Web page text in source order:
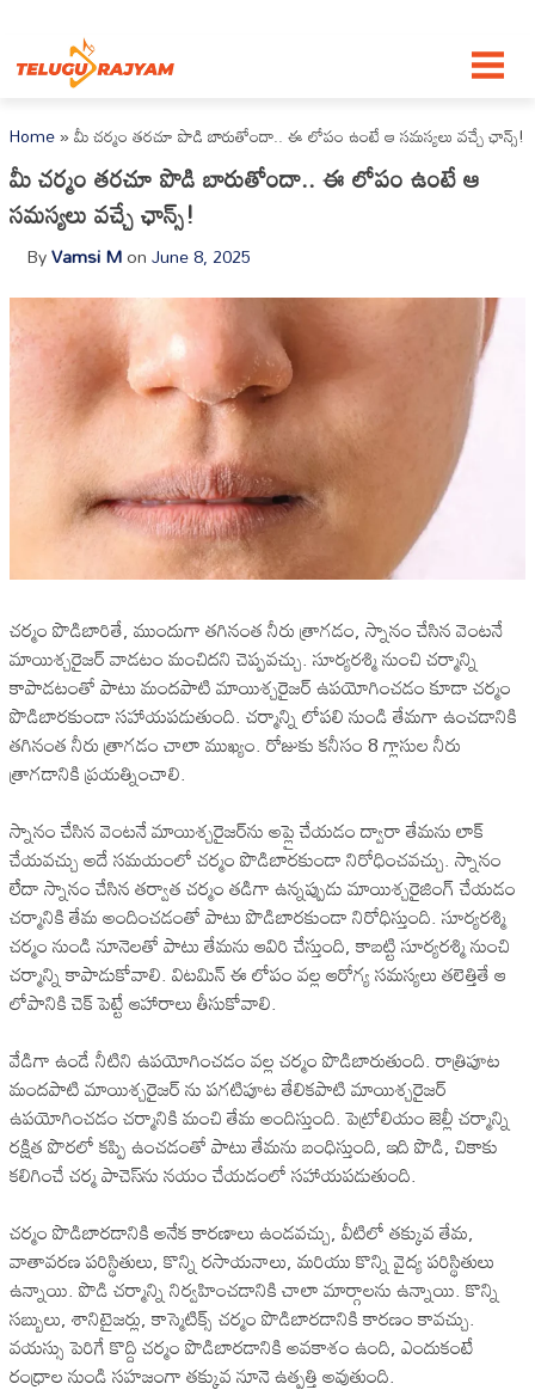
Home»మీ చర్మం తరచూ పొడి బారుతోందా.. ఈ లోపం ఉంటే ఆ సమస్యలు వచ్చే ఛాన్స్!
మీ చర్మం తరచూ పొడి బారుతోందా.. ఈ లోపం ఉంటే ఆ
సమస్యలు వచ్చే ఛాన్స్!
ByVamsi MonJune 8, 2025
చర్మం పొడిబారితే, ముందుగా తగినంత నీరు త్రాగడం, స్నానం చేసిన వెంటనే
మాయిశ్చరైజర్ వాడటం మంచిదని చెప్పవచ్చు. సూర్యరశ్మి నుంచి చర్మాన్ని
కాపాడటంతో పాటు మందపాటి మాయిశ్చరైజర్ ఉపయోగించడం కూడా చర్మం
పొడిబారకుండా సహాయపడుతుంది. చర్మాన్ని లోపలి నుండి తేమగా ఉంచడానికి
తగినంత నీరు త్రాగడం చాలా ముఖ్యం. రోజుకు కనీసం 8 గ్లాసుల నీరు
త్రాగడానికి ప్రయత్నించాలి.
స్నానం చేసిన వెంటనే మాయిశ్చరైజర్‌ను అప్లై చేయడం ద్వారా తేమను లాక్
చేయవచ్చు అదే సమయంలో చర్మం పొడిబారకుండా నిరోధించవచ్చు. స్నానం
లేదా స్నానం చేసిన తర్వాత చర్మం తడిగా ఉన్నప్పుడు మాయిశ్చరైజింగ్ చేయడం
చర్మానికి తేమ అందించడంతో పాటు పొడిబారకుండా నిరోధిస్తుంది. సూర్యరశ్మి
చర్మం నుండి నూనెలతో పాటు తేమను ఆవిరి చేస్తుంది, కాబట్టి సూర్యరశ్మి నుంచి
చర్మాన్ని కాపాడుకోవాలి. విటమిన్ ఈ లోపం వల్ల ఆరోగ్య సమస్యలు తలెత్తితే ఆ
లోపానికి చెక్ పెట్టే ఆహారాలు తీసుకోవాలి.
వేడిగా ఉండే నీటిని ఉపయోగించడం వల్ల చర్మం పొడిబారుతుంది. రాత్రిపూట
మందపాటి మాయిశ్చరైజర్ ను పగటిపూట తేలికపాటి మాయిశ్చరైజర్
ఉపయోగించడం చర్మానికి మంచి తేమ అందిస్తుంది. పెట్రోలియం జెల్లీ చర్మాన్ని
రక్షిత పొరలో కప్పి ఉంచడంతో పాటు తేమను బంధిస్తుంది, ఇది పొడి, చికాకు
కలిగించే చర్మ పాచెస్‌ను నయం చేయడంలో సహాయపడుతుంది.
చర్మం పొడిబారడానికి అనేక కారణాలు ఉండవచ్చు, వీటిలో తక్కువ తేమ,
వాతావరణ పరిస్థితులు, కొన్ని రసాయనాలు, మరియు కొన్ని వైద్య పరిస్థితులు
ఉన్నాయి. పొడి చర్మాన్ని నిర్వహించడానికి చాలా మార్గాలను ఉన్నాయి. కొన్ని
సబ్బులు, శానిటైజర్లు, కాస్మెటిక్స్ చర్మం పొడిబారడానికి కారణం కావచ్చు.
వయస్సు పెరిగే కొద్ది చర్మం పొడిబారడానికి అవకాశం ఉంది, ఎందుకంటే
రంధ్రాల నుండి సహజంగా తక్కువ నూనె ఉత్పత్తి అవుతుంది.